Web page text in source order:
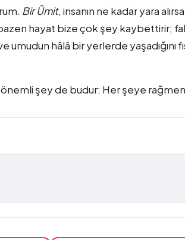
Bir Ümit, insanın ne kadar yara alırsa
hayat bize çok şey kaybettirir;
hâlâ bir yerlerde yaşadığını
şey de budur: Her şeye